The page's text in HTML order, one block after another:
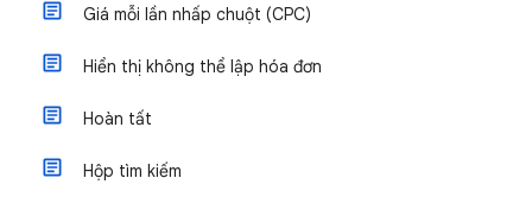
Giá mỗi lần nhấp chuột (CPC)
Hiển thị không thể lập hóa đơn
Hoàn tất
Hộp tìm kiếm